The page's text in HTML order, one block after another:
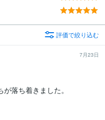
評価で絞り込む
7月23日
落ち着きました。